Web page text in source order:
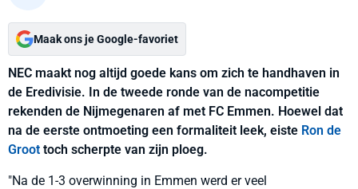
Maak ons je Google-favoriet
NEC maakt nog altijd goede kans om zich te handhaven in
de Eredivisie. In de tweede ronde van de nacompetitie
rekenden de Nijmegenaren af met FC Emmen. Hoewel dat
na de eerste ontmoeting een formaliteit leek, eiste Ron de
Groot toch scherpte van zijn ploeg.
"Na de 1-3 overwinning in Emmen werd er veel